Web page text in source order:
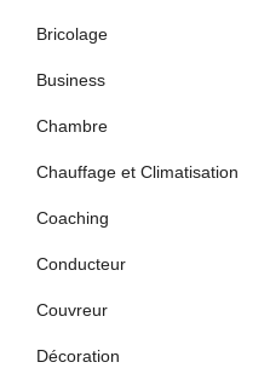
Bricolage
Business
Chambre
Chauffage et Climatisation
Coaching
Conducteur
Couvreur
Décoration